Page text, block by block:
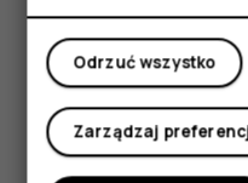
Moje konto
Czy te informacje
Odrzuć wszystko
Zarządzaj